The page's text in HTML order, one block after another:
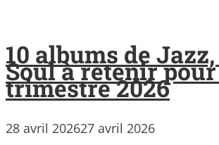
10 albums de
Soul à retenir
trimestre 2026
28 avril 202627 avril 2026